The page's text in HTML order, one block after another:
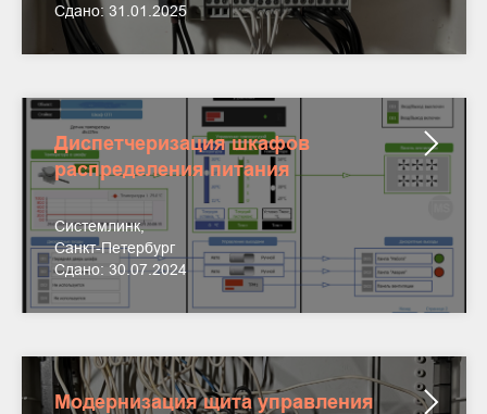
Сдано: 31.01.2025
Диспетчеризация шкафов
распределения питания
Системлинк,
Санкт-Петербург
Сдано: 30.07.2024
Модернизация щита управления